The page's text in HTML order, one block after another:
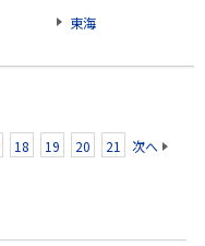
東海
18 19 20 21 次へ